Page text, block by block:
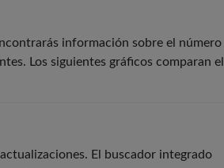
información sobre el número
Los siguientes gráficos comparan el
El buscador integrado